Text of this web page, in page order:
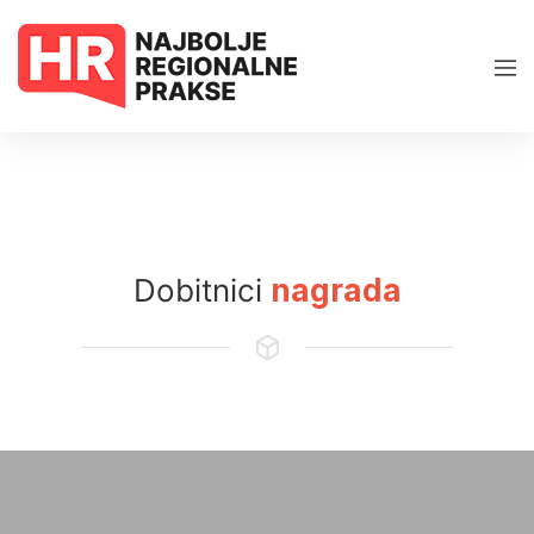
Dobitnici nagrada